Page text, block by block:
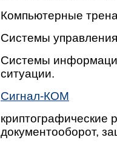
Компьютерные
Системы
Системы
ситуации.
Сигнал-КОМ
криптографические
документооборот,